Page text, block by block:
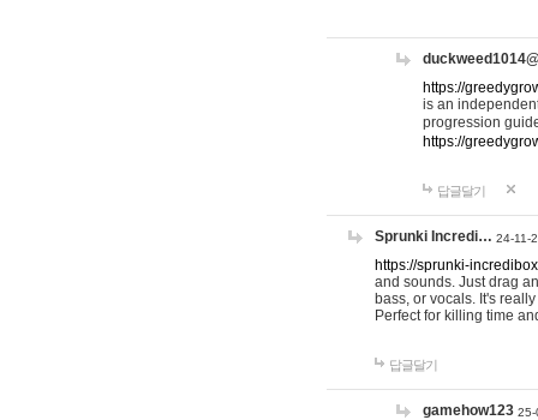
https://
is an
progression
https://
답글달기
Sprunki Incredi… 24-11-
https://sprunki-
and sounds. Just drag
bass, or vocals. It's
Perfect for killing time
답글달기
gamehow123 25-